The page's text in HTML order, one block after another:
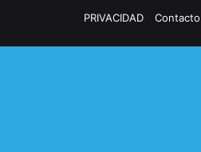
PRIVACIDAD
Contacto